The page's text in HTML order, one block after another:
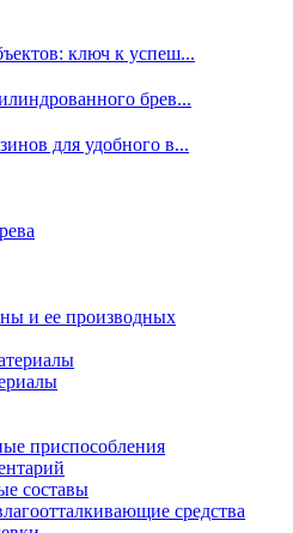
ключ к успеш...
брев...
для удобного в...
и ее производных
приспособления
составы
средства